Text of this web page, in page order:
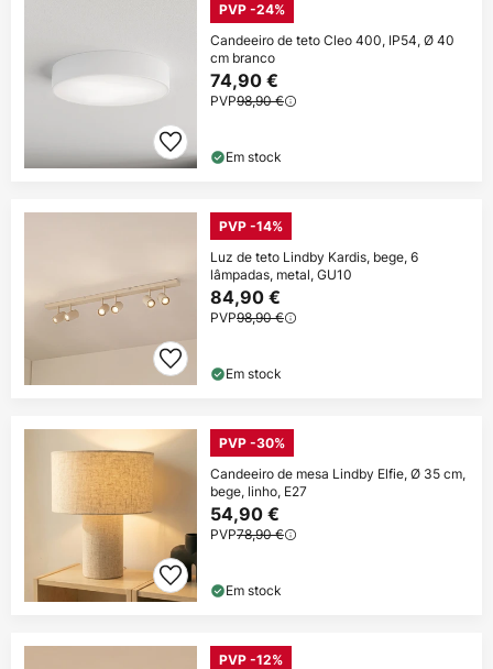
PVP -24%
Candeeiro de teto Cleo 400, IP54, Ø 40
cm branco
74,90 €
PVP98,90 €
Em stock
PVP -14%
Luz de teto Lindby Kardis, bege, 6
lâmpadas, metal, GU10
84,90 €
PVP98,90 €
Em stock
PVP -30%
Candeeiro de mesa Lindby Elfie, Ø 35 cm,
bege, linho, E27
54,90 €
PVP78,90 €
Em stock
PVP -12%